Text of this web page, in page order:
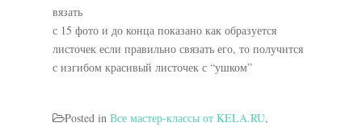
вязать
с 15 фото и до конца показано как образуется
листочек если правильно связать его, то получится
с изгибом красивый листочек с “ушком”
Posted in Все мастер-классы от KELA.RU,